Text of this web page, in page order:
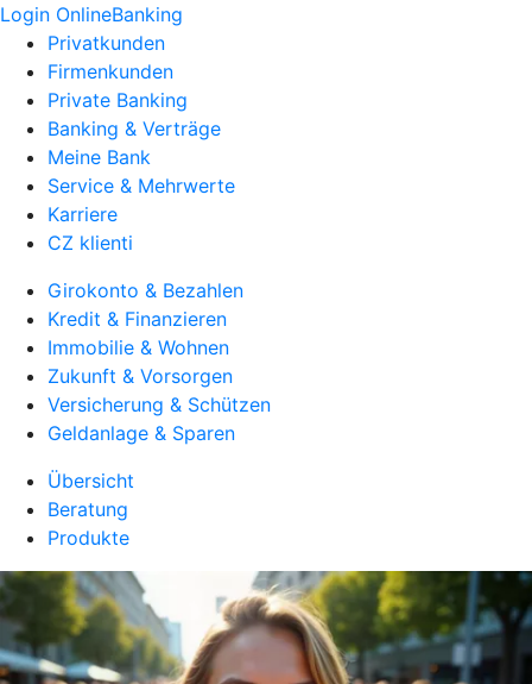
Login OnlineBanking
Privatkunden
Firmenkunden
Private Banking
Banking & Verträge
Meine Bank
Service & Mehrwerte
Karriere
CZ klienti
Girokonto & Bezahlen
Kredit & Finanzieren
Immobilie & Wohnen
Zukunft & Vorsorgen
Versicherung & Schützen
Geldanlage & Sparen
Übersicht
Beratung
Produkte